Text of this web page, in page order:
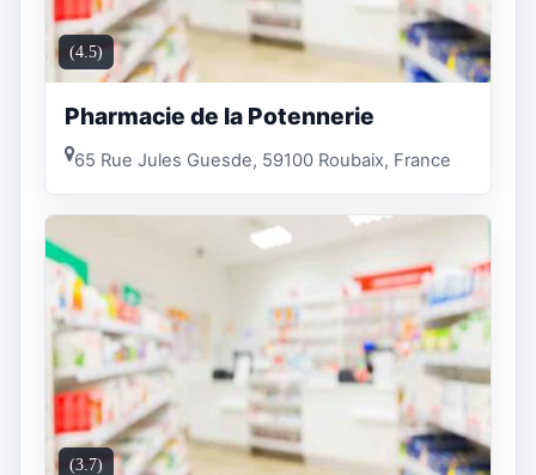
(4.5)
Pharmacie de la Potennerie
65 Rue Jules Guesde, 59100 Roubaix, France
(3.7)